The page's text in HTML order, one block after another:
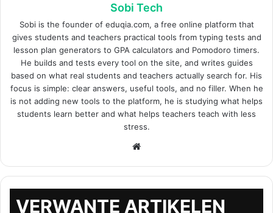
Sobi Tech
Sobi is the founder of eduqia.com, a free online platform that
gives students and teachers practical tools from typing tests and
lesson plan generators to GPA calculators and Pomodoro timers.
He builds and tests every tool on the site, and writes guides
based on what real students and teachers actually search for. His
focus is simple: clear answers, useful tools, and no filler. When he
is not adding new tools to the platform, he is studying what helps
students learn better and what helps teachers teach with less
stress.
VERWANTE ARTIKELEN